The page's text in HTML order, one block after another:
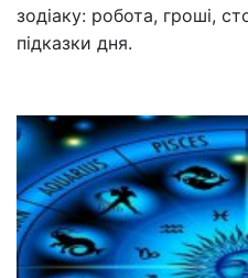
зодіаку: робота, гроші,
підказки дня.